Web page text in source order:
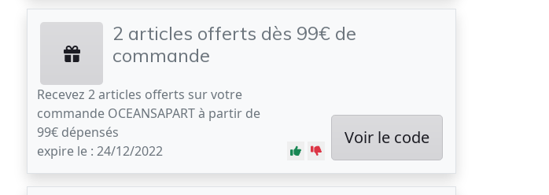
2 articles offerts dès 99€ de
commande
Recevez 2 articles offerts sur votre
commande OCEANSAPART à partir de
99€ dépensés
expire le : 24/12/2022
Voir le code